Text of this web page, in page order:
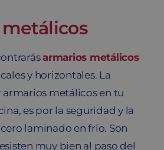
armarios metálicos
y horizontales. La
metálicos en tu
es por la seguridad y la
laminado en frío. Son
muy bien al paso del